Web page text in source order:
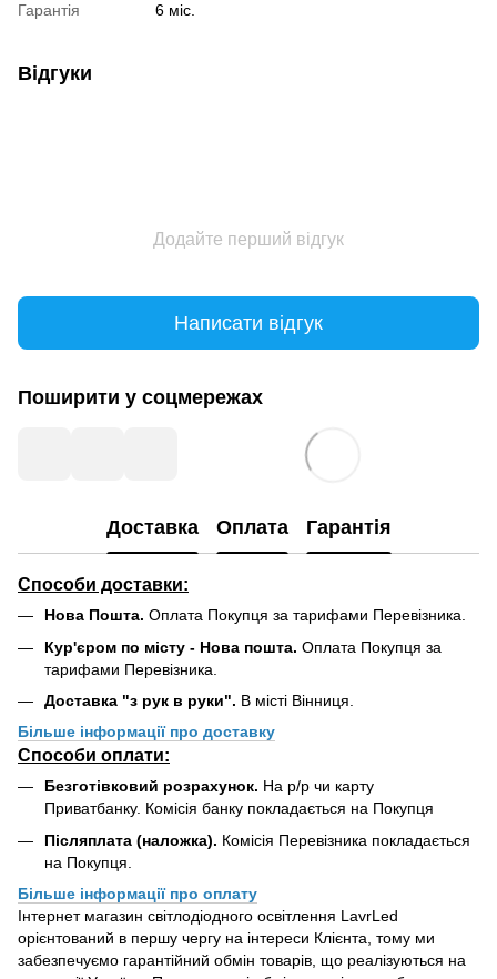
Гарантія 6 міс.
Відгуки
Додайте перший відгук
Написати відгук
Поширити у соцмережах
Доставка Оплата Гарантія
Способи доставки:
Нова Пошта. Оплата Покупця за тарифами Перевізника.
Кур'єром по місту - Нова пошта. Оплата Покупця за
тарифами Перевізника.
Доставка "з рук в руки". В місті Вінниця.
Більше інформації про доставку
Способи оплати:
Безготівковий розрахунок. На р/р чи карту
Приватбанку. Комісія банку покладається на Покупця
Післяплата (наложка). Комісія Перевізника покладається
на Покупця.
Більше інформації про оплату
Інтернет магазин світлодіодного освітлення LavrLed
орієнтований в першу чергу на інтереси Клієнта, тому ми
забезпечуємо гарантійний обмін товарів, що реалізуються на